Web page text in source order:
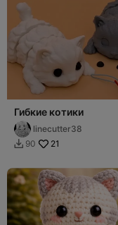
Гибкие котики
linecutter38
 90 21